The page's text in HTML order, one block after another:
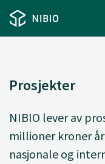
Prosjekter
NIBIO lever av
millioner kroner
nasjonale og